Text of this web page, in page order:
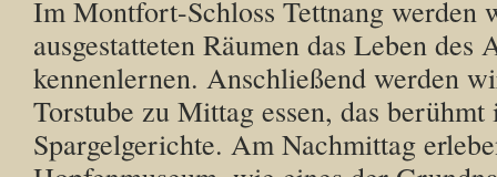
Im Montfort-Schloss Tettnang werden
ausgestatteten Räumen das Leben des
kennenlernen. Anschließend werden
Torstube zu Mittag essen, das
Spargelgerichte. Am Nachmittag